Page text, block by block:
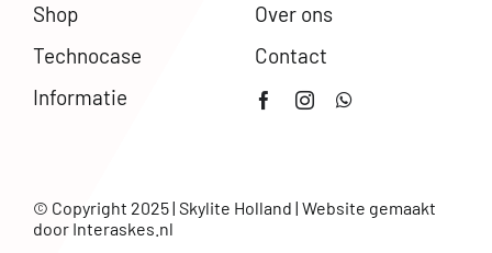
Shop
Technocase
Informatie
Over ons
Contact
© Copyright 2025 | Skylite Holland | Website gemaakt
door Interaskes.nl